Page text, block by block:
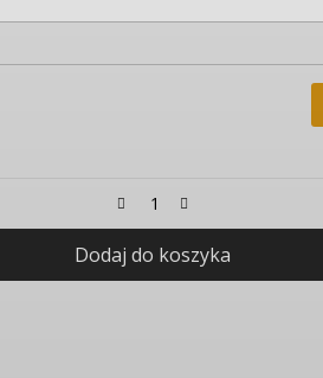
Dodaj do koszyka